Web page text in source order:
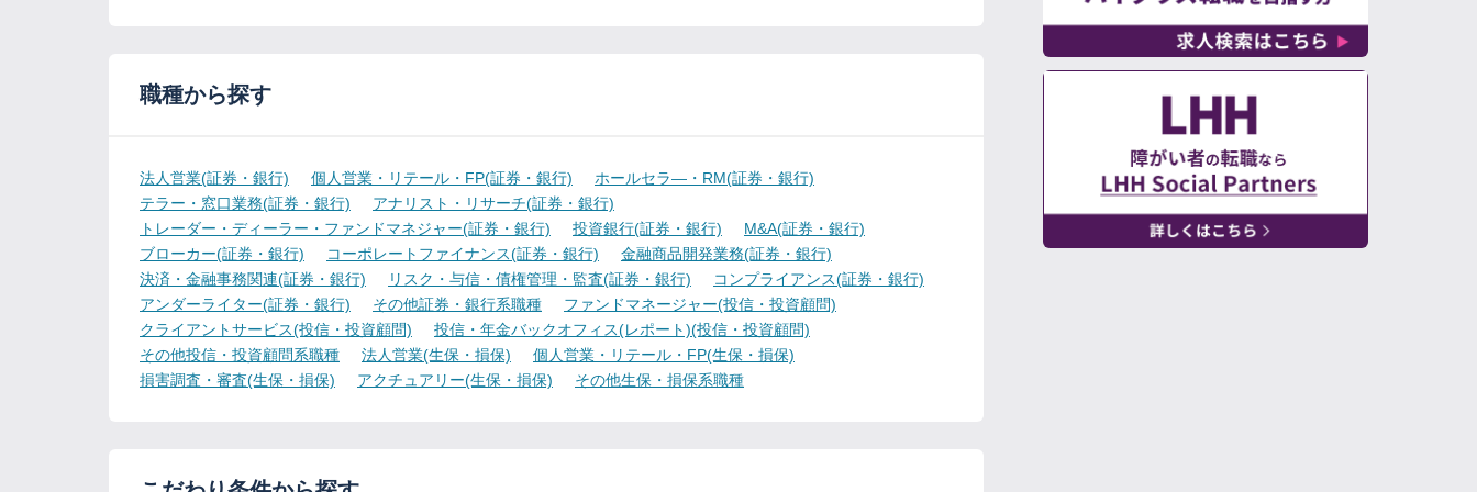
職種から探す
法人営業(証券・銀行) 個人営業・リテール・FP(証券・銀行)
ホールセラ―・RM(証券・銀行)
テラー・窓口業務(証券・銀行)
アナリスト・リサーチ(証券・銀行)
トレーダー・ディーラー・ファンドマネジャー(証券・銀行)
投資銀行(証券・銀行)
M&A(証券・銀行)
ブローカー(証券・銀行)
コーポレートファイナンス(証券・銀行)
金融商品開発業務(証券・銀行)
決済・金融事務関連(証券・銀行)
リスク・与信・債権管理・監査(証券・銀行)
コンプライアンス(証券・銀行)
アンダーライター(証券・銀行)
その他証券・銀行系職種
ファンドマネージャー(投信・投資顧問)
クライアントサービス(投信・投資顧問)
投信・年金バックオフィス(レポート)(投信・投資顧問)
その他投信・投資顧問系職種
法人営業(生保・損保)
個人営業・リテール・FP(生保・損保)
損害調査・審査(生保・損保)
アクチュアリー(生保・損保) その他生保・損保系職種